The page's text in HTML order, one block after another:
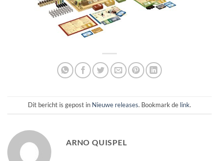
Dit bericht is gepost in Nieuwe releases. Bookmark de link.
ARNO QUISPEL